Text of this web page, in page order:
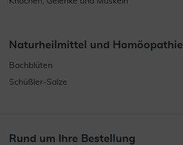
Naturheilmittel und Homöopathie
Bachblüten
Schüßler-Salze
Rund um Ihre Bestellung